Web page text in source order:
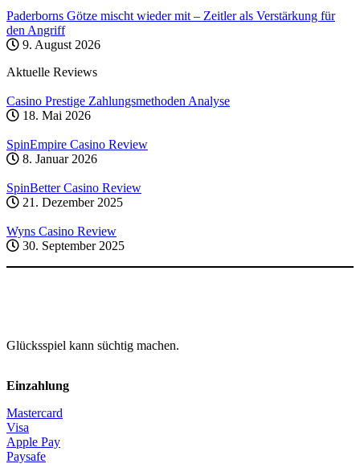
Paderborns Götze mischt wieder mit – Zeitler als Verstärkung für
den Angriff
9. August 2026
Aktuelle Reviews
Casino Prestige Zahlungsmethoden Analyse
18. Mai 2026
SpinEmpire Casino Review
8. Januar 2026
SpinBetter Casino Review
21. Dezember 2025
Wyns Casino Review
30. September 2025
Glücksspiel kann süchtig machen.
Einzahlung
Mastercard
Visa
Apple Pay
Paysafe